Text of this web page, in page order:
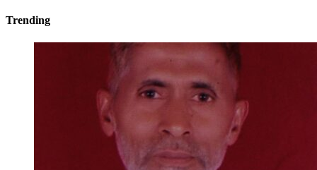
Trending